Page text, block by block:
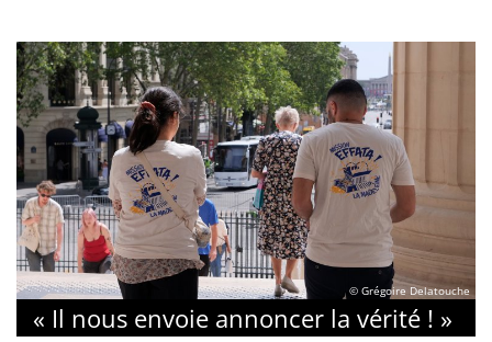
© Grégoire Delatouche
« Il nous envoie annoncer la vérité ! »